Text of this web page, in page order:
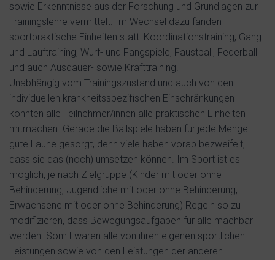
sowie Erkenntnisse aus der Forschung und Grundlagen zur
Trainingslehre vermittelt. Im Wechsel dazu fanden
sportpraktische Einheiten statt: Koordinationstraining, Gang-
und Lauftraining, Wurf- und Fangspiele, Faustball, Federball
und auch Ausdauer- sowie Krafttraining.
Unabhängig vom Trainingszustand und auch von den
individuellen krankheitsspezifischen Einschränkungen
konnten alle Teilnehmer/innen alle praktischen Einheiten
mitmachen. Gerade die Ballspiele haben für jede Menge
gute Laune gesorgt, denn viele haben vorab bezweifelt,
dass sie das (noch) umsetzen können. Im Sport ist es
möglich, je nach Zielgruppe (Kinder mit oder ohne
Behinderung, Jugendliche mit oder ohne Behinderung,
Erwachsene mit oder ohne Behinderung) Regeln so zu
modifizieren, dass Bewegungsaufgaben für alle machbar
werden. Somit waren alle von ihren eigenen sportlichen
Leistungen sowie von den Leistungen der anderen